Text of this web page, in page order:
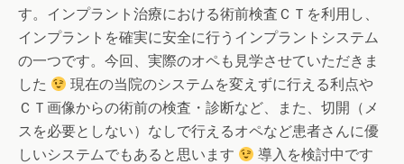
す。インプラント治療における術前検査ＣＴを利用し、
インプラントを確実に安全に行うインプラントシステム
の一つです。今回、実際のオペも見学させていただきま
した
現在の当院のシステムを変えずに行える利点や
ＣＴ画像からの術前の検査・診断など、また、切開（メ
スを必要としない）なしで行えるオペなど患者さんに優
しいシステムでもあると思います
導入を検討中です